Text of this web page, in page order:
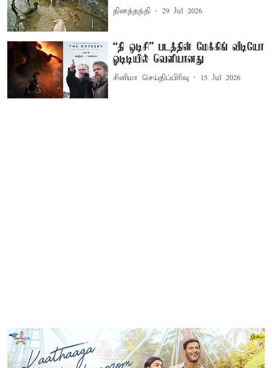
தினத்தந்தி 29 Jul 2026
“தி ஒடிசி” படத்தின் மேக்கிங் வீடியோ
ஓடிடியில் வெளியானது
சினிமா செய்திப்பிரிவு 15 Jul 2026